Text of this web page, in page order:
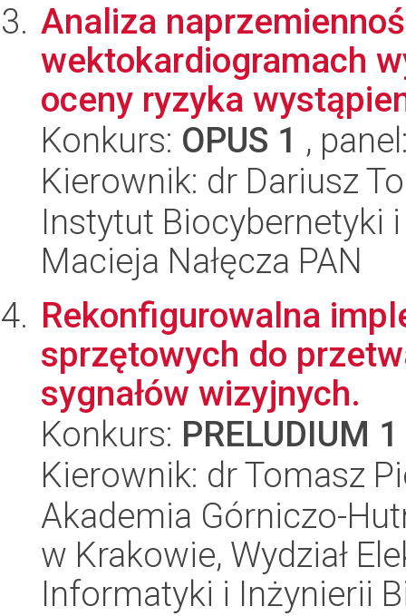
Analiza
wektokardiogramach
oceny ryzyka
Konkurs: OPUS 1 ,
Kierownik: dr Dariusz
Instytut Biocybernetyki
Macieja Nałęcza PAN
Rekonfigurowalna
sprzętowych do
sygnałów wizyjnych.
Konkurs: PRELUDIUM 1
Kierownik: dr Tomasz
Akademia Górniczo-
w Krakowie, Wydział
Informatyki i Inżynierii